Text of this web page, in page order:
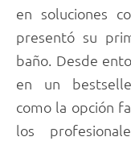
en soluciones
presentó su
baño. Desde
en un
como la opción
los